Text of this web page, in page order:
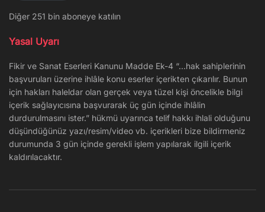
Diğer 251 bin aboneye katılın
Yasal Uyarı
Fikir ve Sanat Eserleri Kanunu Madde Ek-4 “…hak sahiplerinin
başvuruları üzerine ihlâle konu eserler içerikten çıkarılır. Bunun
için hakları haleldar olan gerçek veya tüzel kişi öncelikle bilgi
içerik sağlayıcısına başvurarak üç gün içinde ihlâlin
durdurulmasını ister.” hükmü uyarınca telif hakkı ihlali olduğunu
düşündüğünüz yazı/resim/video vb. içerikleri bize bildirmeniz
durumunda 3 gün içinde gerekli işlem yapılarak ilgili içerik
kaldırılacaktır.